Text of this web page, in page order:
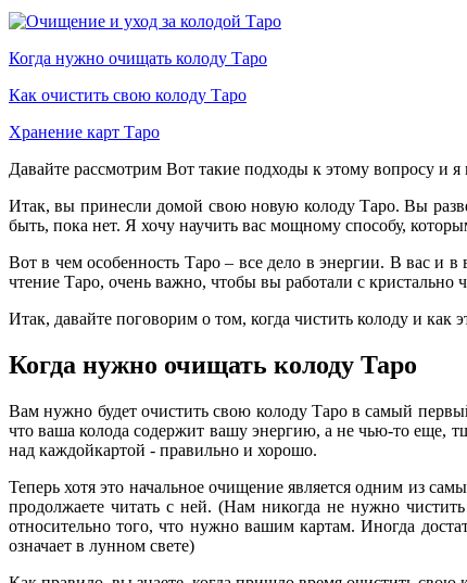
Когда нужно очищать колоду Таро
Как очистить свою колоду Таро
Хранение карт Таро
Давайте рассмотрим Вот такие подходы к этому вопросу и
Итак, вы принесли домой свою новую колоду Таро. Вы
быть, пока нет. Я хочу научить вас мощному способу,
Вот в чем особенность Таро – все дело в энергии. В вас и
чтение Таро, очень важно, чтобы вы работали с
Итак, давайте поговорим о том, когда чистить колоду и как
Когда нужно очищать колоду Таро
Вам нужно будет очистить свою колоду Таро в самый
что ваша колода содержит вашу энергию, а не чью-то еще,
над каждойкартой - правильно и хорошо.
Теперь хотя это начальное очищение является одним из
продолжаете читать с ней. (Нам никогда не нужно
относительно того, что нужно вашим картам. Иногда
означает в лунном свете)